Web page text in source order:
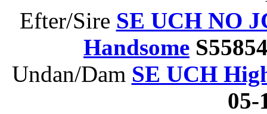
Efter/Sire SE UCH NO
Handsome
Undan/Dam SE UCH